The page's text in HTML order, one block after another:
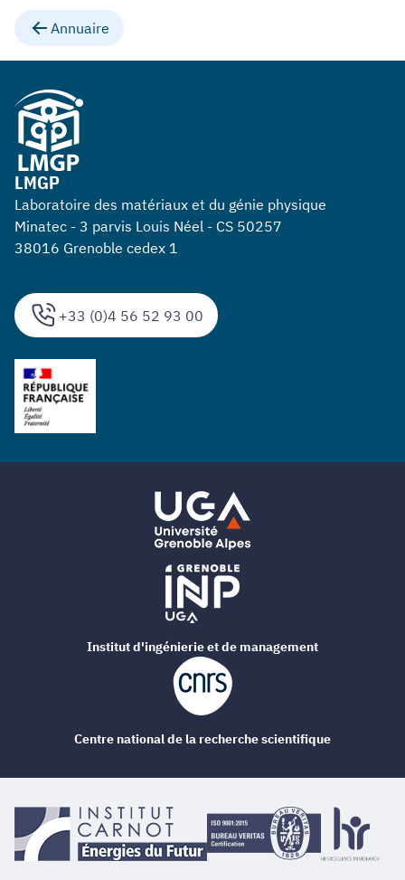
Annuaire
+33 (0)4 56 52 93 00
LMGP
Laboratoire des matériaux et du génie physique
Minatec - 3 parvis Louis Néel - CS 50257
38016 Grenoble cedex 1
Institut d'ingénierie et de management
Centre national de la recherche scientifique